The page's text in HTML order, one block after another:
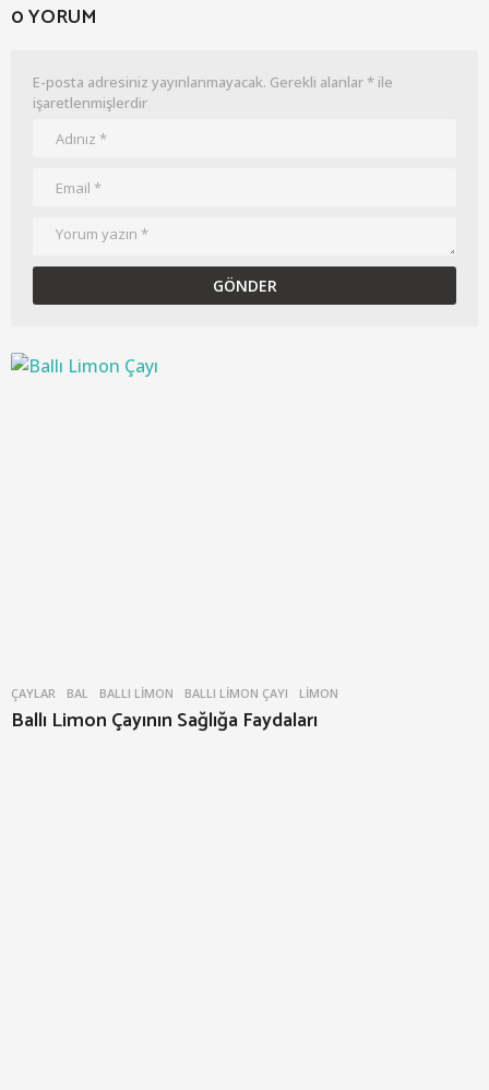
0 YORUM
E-posta adresiniz yayınlanmayacak. Gerekli alanlar* ile
işaretlenmişlerdir
ÇAYLAR BAL ,BALLI LIMON ,BALLI LIMON ÇAYI ,LIMON
Ballı Limon Çayının Sağlığa Faydaları